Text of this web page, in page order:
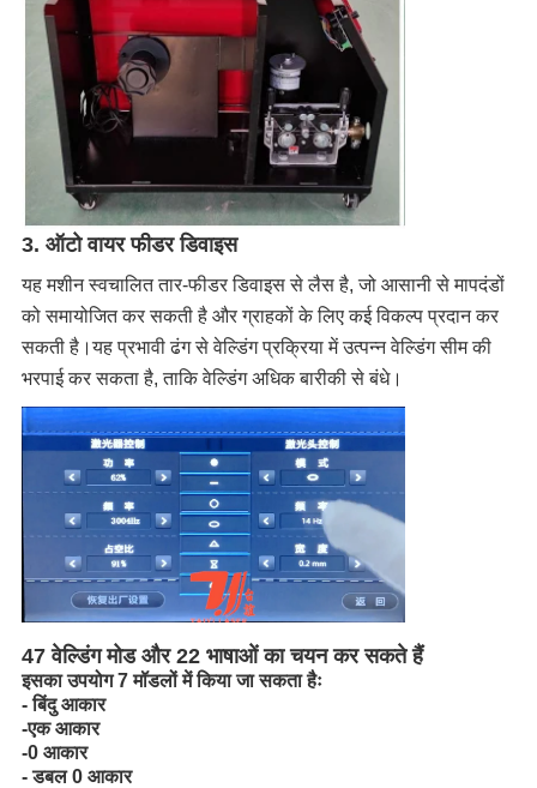
3. ऑटो वायर फीडर डिवाइस
यह मशीन स्वचालित तार-फीडर डिवाइस से लैस है, जो आसानी से मापदंडों
को समायोजित कर सकती है और ग्राहकों के लिए कई विकल्प प्रदान कर
सकती है।यह प्रभावी ढंग से वेल्डिंग प्रक्रिया में उत्पन्न वेल्डिंग सीम की
भरपाई कर सकता है, ताकि वेल्डिंग अधिक बारीकी से बंधे।
47 वेल्डिंग मोड और 22 भाषाओं का चयन कर सकते हैं
इसका उपयोग 7 मॉडलों में किया जा सकता हैः
- बिंदु आकार
-एक आकार
-0 आकार
- डबल 0 आकार